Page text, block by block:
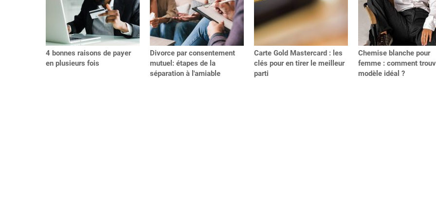
4 bonnes raisons de payer
en plusieurs fois
Divorce par consentement
mutuel: étapes de la
séparation à l'amiable
Carte Gold Mastercard : les
clés pour en tirer le meilleur
parti
Chemise blanche pour
femme : comment
modèle idéal ?